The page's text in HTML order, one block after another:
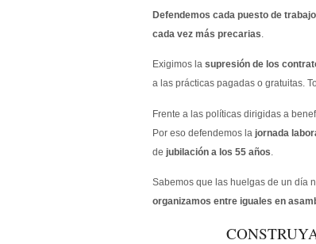
Defendemos cada puesto de trabajo
cada vez más precarias.
Exigimos la supresión de los
a las prácticas pagadas o gratuitas.
Frente a las políticas dirigidas a
Por eso defendemos la jornada
de jubilación a los 55 años.
Sabemos que las huelgas de un día
organizamos entre iguales en